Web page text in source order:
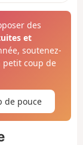
des
et
soutenez-
petit coup de
de pouce